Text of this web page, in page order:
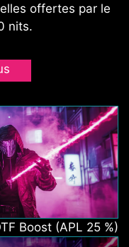
offertes par le
nits.
Boost (APL 25 %)